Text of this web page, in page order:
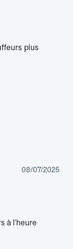
plus
08/07/2025
à l'heure